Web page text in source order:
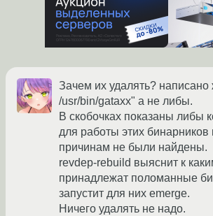
Зачем их удалять? написано
/usr/bin/gataxx" а не либы.
В скобочках показаны либы
для работы этих бинарников
причинам не были найдены.
revdep-rebuild выяснит к
принадлежат поломанные
запустит для них emerge.
Ничего удалять не надо.